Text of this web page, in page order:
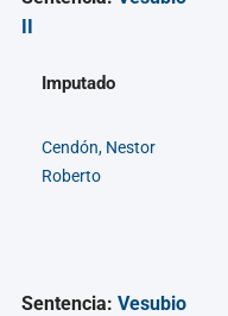
II
Imputado
Cendón, Nestor
Roberto
Sentencia:Vesubio